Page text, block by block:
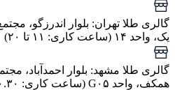
گالری طلا تهران: بلوار اندرزگو،
یک، واحد ۱۴ (ساعت کاری: ۱۱ تا ۲۰)
گالری طلا مشهد: بلوار احمدآباد،
همکف، واحد G۰۵ (ساعت کاری: ۱۰.۳۰ الی ۱۳.۳۰ - ۱۷.۳۰ الی ۲۱)